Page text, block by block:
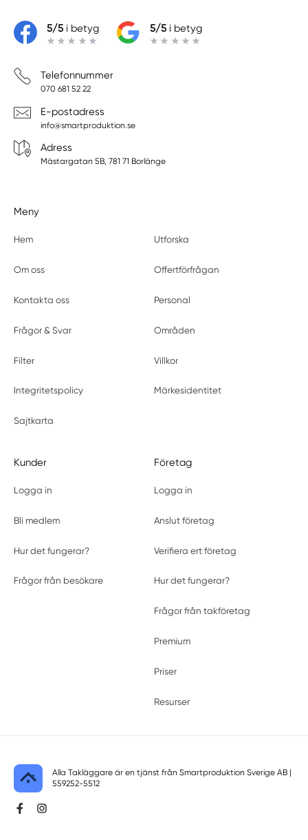
5/5i betyg 5/5i betyg
Telefonnummer
070 681 52 22
E-postadress
info@smartproduktion.se
Adress
Mästargatan 5B, 781 71 Borlänge
Meny
Hem Utforska
Om oss Offertförfrågan
Kontakta oss Personal
Frågor & Svar Områden
Filter Villkor
Integritetspolicy Märkesidentitet
Sajtkarta
Kunder
Logga in
Bli medlem
Hur det fungerar?
Frågor från besökare
Företag
Logga in
Anslut företag
Verifiera ert företag
Hur det fungerar?
Frågor från takföretag
Premium
Priser
Resurser
Alla Takläggare är en tjänst från Smartproduktion Sverige AB|
559252-5512